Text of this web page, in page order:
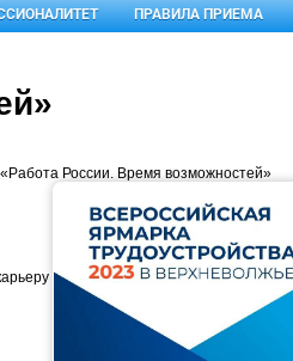
ПРАВИЛА ПРИЕМА
России. Время возможностей»